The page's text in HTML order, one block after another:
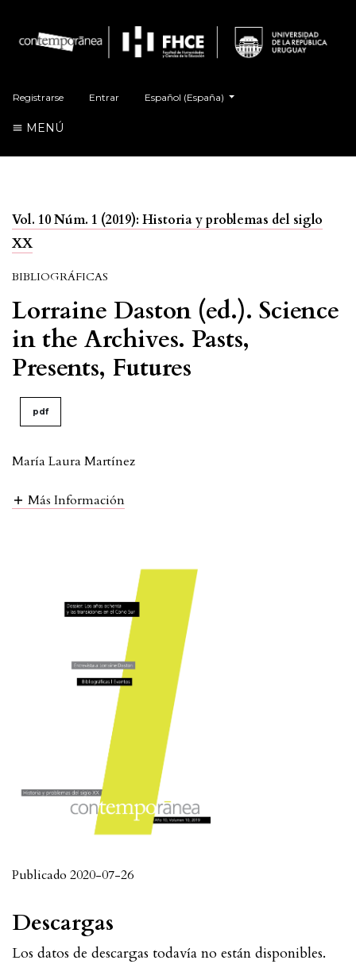
Registrarse Entrar Español (España)
MENÚ
Vol. 10 Núm. 1 (2019): Historia y problemas del siglo
XX
BIBLIOGRÁFICAS
Lorraine Daston (ed.). Science
in the Archives. Pasts,
Presents, Futures
pdf
María Laura Martínez
Más Información
Publicado 2020-07-26
Descargas
Los datos de descargas todavía no están disponibles.